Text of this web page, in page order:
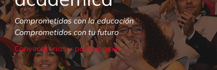
Comprometidos con la educación
Comprometidos con tu futuro
Convocatorias y participación →